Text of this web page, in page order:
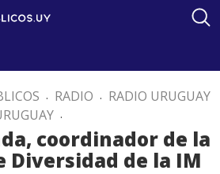
. RADIO . RADIO URUGUAY
.
coordinador de la
Diversidad de la IM